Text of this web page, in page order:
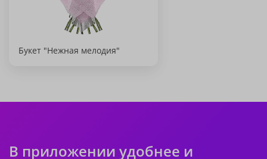
Букет "Нежная мелодия"
В приложении удобнее и